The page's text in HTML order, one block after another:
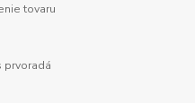
tovaru
prvoradá